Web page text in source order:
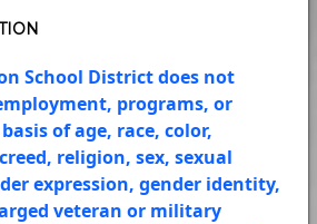
School District does not
programs, or
of age, race, color,
religion, sex, sexual
expression, gender identity,
veteran or military